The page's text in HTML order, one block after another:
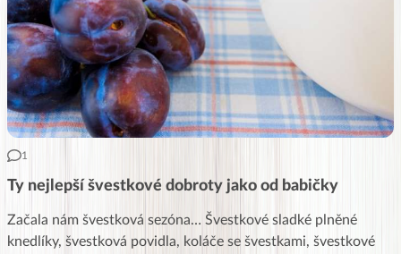
1
Ty nejlepší švestkové dobroty jako od babičky
Začala nám švestková sezóna… Švestkové sladké plněné
knedlíky, švestková povidla, koláče se švestkami, švestkové